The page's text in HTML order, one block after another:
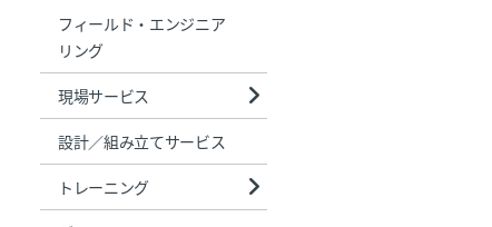
フィールド・エンジニア
リング
現場サービス
設計／組み立てサービス
トレーニング